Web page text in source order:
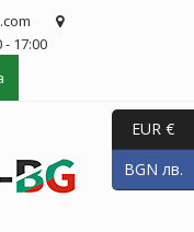
17:00
EUR €
BGN лв.